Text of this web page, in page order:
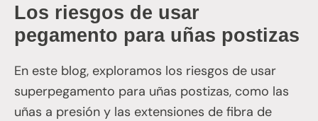
Los riesgos de usar
pegamento para uñas postizas
En este blog, exploramos los riesgos de usar
superpegamento para uñas postizas, como las
uñas a presión y las extensiones de fibra de